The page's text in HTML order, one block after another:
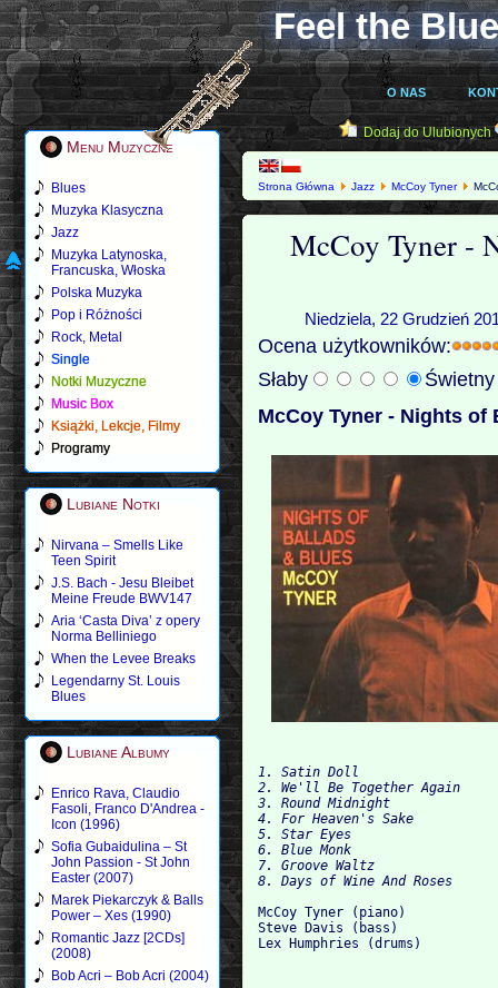
Feel the
O NAS
Menu Muzyczne
Blues
Muzyka Klasyczna
Jazz
Muzyka Latynoska,
Francuska, Włoska
Polska Muzyka
Pop i Różności
Rock, Metal
Single
Notki Muzyczne
Music Box
Książki, Lekcje, Filmy
Programy
Lubiane Notki
Nirvana – Smells Like
Teen Spirit
J.S. Bach - Jesu Bleibet
Meine Freude BWV147
Aria ‘Casta Diva’ z opery
Norma Belliniego
When the Levee Breaks
Legendarny St. Louis
Blues
Lubiane Albumy
Enrico Rava, Claudio
Fasoli, Franco D'Andrea -
Icon (1996)
Sofia Gubaidulina – St
John Passion - St John
Easter (2007)
Marek Piekarczyk & Balls
Power – Xes (1990)
Romantic Jazz [2CDs]
(2008)
Bob Acri – Bob Acri (2004)
Dodaj do Ulubionych
Strona Główna Jazz McCoy Tyner
McCoy Tyner -
Niedziela, 22 Grudzień
Ocena użytkowników:
Słaby
McCoy Tyner - Nights of
1. Satin Doll
2. We'll Be Together Again
3. Round Midnight
4. For Heaven's Sake
5. Star Eyes
6. Blue Monk
7. Groove Waltz
McCoy Tyner (piano)
Steve Davis (bass)